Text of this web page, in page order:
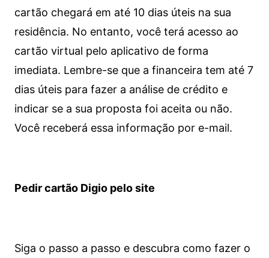
cartão chegará em até 10 dias úteis na sua
residência. No entanto, você terá acesso ao
cartão virtual pelo aplicativo de forma
imediata. Lembre-se que a financeira tem até 7
dias úteis para fazer a análise de crédito e
indicar se a sua proposta foi aceita ou não.
Você receberá essa informação por e-mail.
Pedir cartão Digio pelo site
Siga o passo a passo e descubra como fazer o